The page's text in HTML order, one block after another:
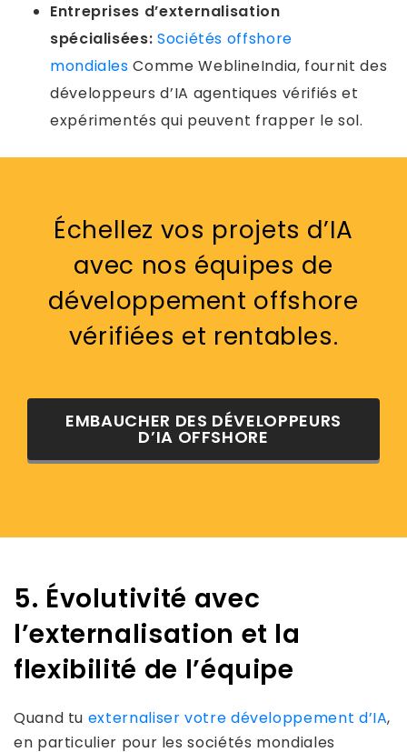
Entreprises d’externalisation
spécialisées: Sociétés offshore
mondiales Comme WeblineIndia, fournit des
développeurs d’IA agentiques vérifiés et
expérimentés qui peuvent frapper le sol.
Échellez vos projets d’IA
avec nos équipes de
développement offshore
vérifiées et rentables.
EMBAUCHER DES DÉVELOPPEURS
D’IA OFFSHORE
5. Évolutivité avec
l’externalisation et la
flexibilité de l’équipe
Quand tu externaliser votre développement d’IA,
en particulier pour les sociétés mondiales